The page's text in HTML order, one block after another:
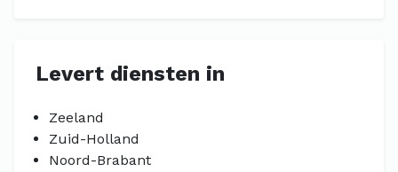
Levert diensten in
Zeeland
Zuid-Holland
Noord-Brabant